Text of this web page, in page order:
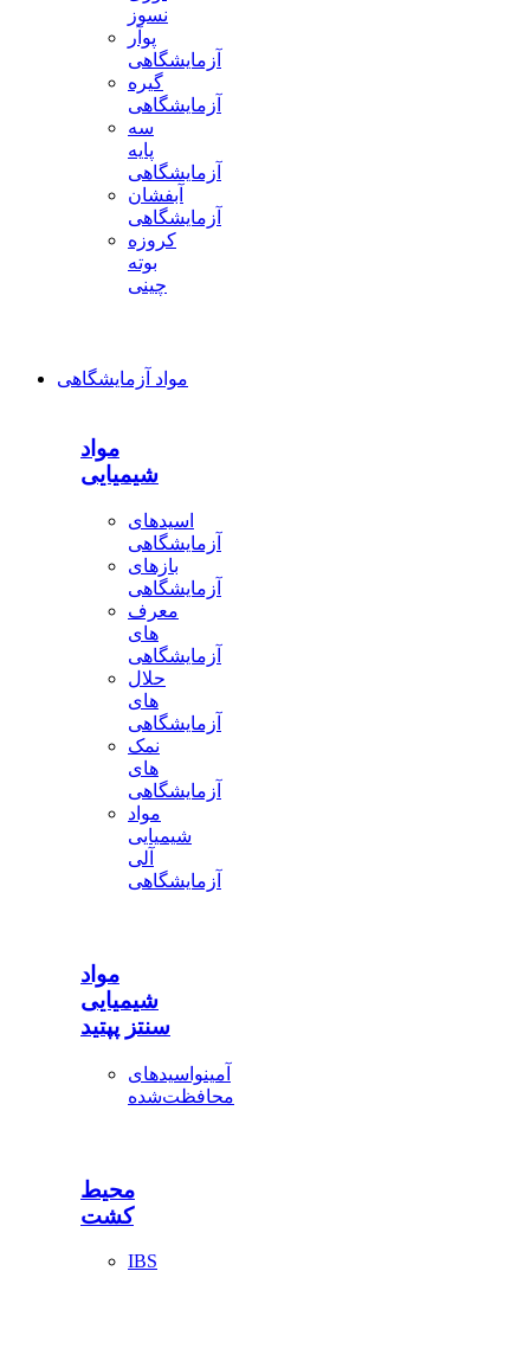
نسوز
پوآر
آزمایشگاهی
گیره
آزمایشگاهی
سه
پایه
آزمایشگاهی
آبفشان
آزمایشگاهی
کروزه
بوته
چینی
مواد آزمایشگاهی
مواد
شیمیایی
اسیدهای
آزمایشگاهی
بازهای
آزمایشگاهی
معرف
های
آزمایشگاهی
حلال
های
آزمایشگاهی
نمک
های
آزمایشگاهی
مواد
شیمیایی
آلی
آزمایشگاهی
مواد
شیمیایی
سنتز پپتید
آمینواسیدهای
محافظت‌شده
محیط
کشت
IBS